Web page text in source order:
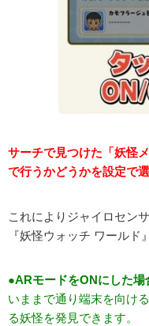
サーチで見つけた「妖怪
で行うかどうかを設定で
これによりジャイロセン
『妖怪ウォッチ ワールド
●ARモードをONにした場
いままで通り端末を向け
る妖怪を発見できます。